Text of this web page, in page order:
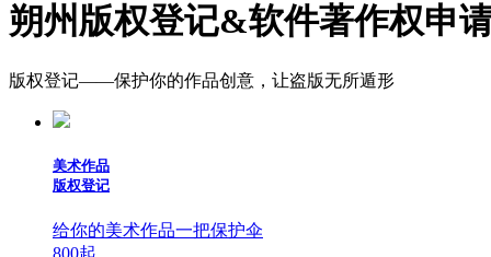
朔州版权登记&软件著作权申
版权登记——保护你的作品创意，让盗版无所遁形
美术作品
版权登记
给你的美术作品一把保护伞
800起